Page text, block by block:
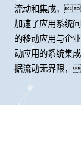
流动和集成，
加速了应用系统
的移动应用与企
动应用的系统集
据流动无界限，